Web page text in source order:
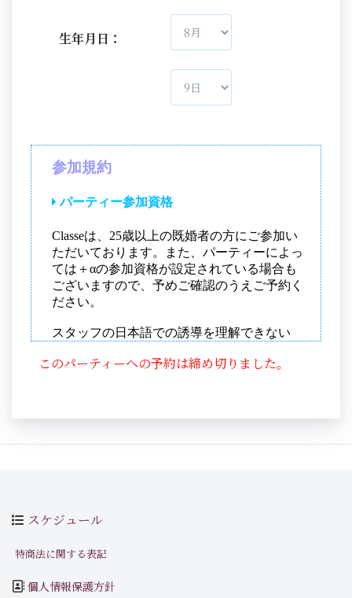
生年月日：
このパーティーへの予約は締め切りました。
スケジュール
特商法に関する表記
個人情報保護方針